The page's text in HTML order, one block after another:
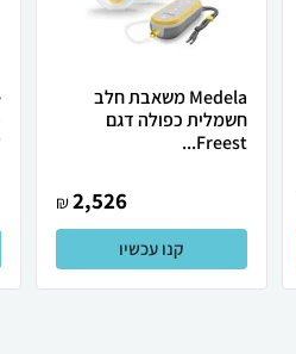
Medela משאבת חלב
חשמלית כפולה דגם
Freest...
2,526
₪
קנו עכשיו